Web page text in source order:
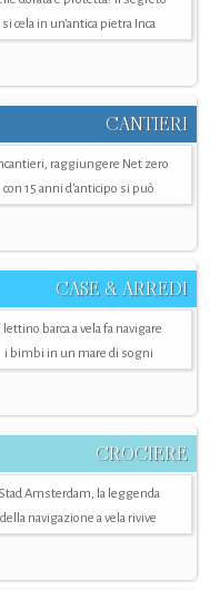
si cela in un’antica pietra Inca
CANTIERI
raggiungere Net zero
con 15 anni d'anticipo si può
CASE & ARREDI
lettino barca a vela fa navigare
i bimbi in un mare di sogni
CROCIERE
Stad Amsterdam, la leggenda
della navigazione a vela rivive